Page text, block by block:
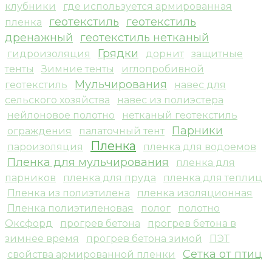
клубники
где используется армированная
пленка
геотекстиль
геотекстиль
дренажный
геотекстиль нетканый
гидроизоляция Грядки дорнит
защитные
тенты
Зимние тенты
иглопробивной
геотекстиль
Мульчирования
навес для
сельского хозяйства
навес из полиэстера
нейлоновое полотно
нетканый геотекстиль
ограждения
палаточный тент Парники
пароизоляция Пленка пленка для водоемов
Пленка для мульчирования
пленка для
парников
пленка для пруда
пленка для теплиц
Пленка из полиэтилена
пленка изоляционная
Пленка полиэтиленовая
полог
полотно
Оксфорд
прогрев бетона
прогрев бетона в
зимнее время
прогрев бетона зимой
ПЭТ
свойства армированной пленки
Сетка от птиц